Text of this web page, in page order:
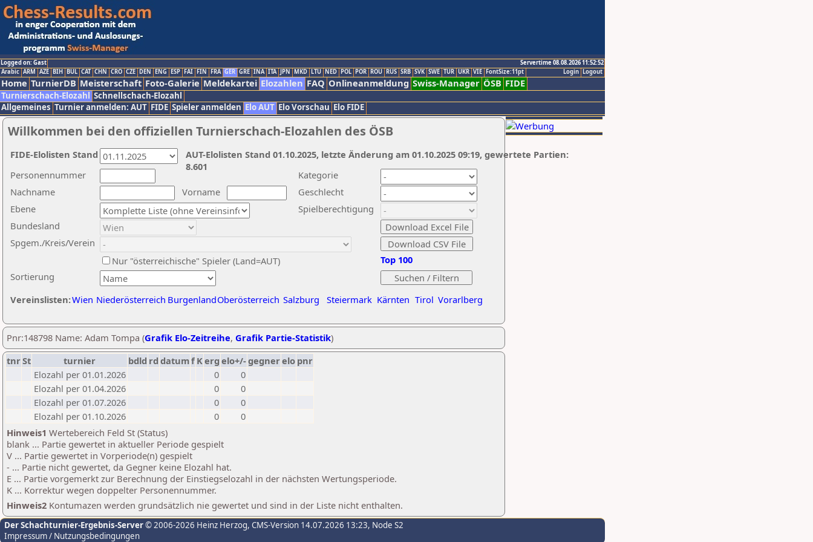
Logged on: Gast
Servertime 08.08.2026 11:52:52
Logout
Login
Arabic ARM AZE BIH BUL CAT CHN CRO CZE DEN ENG ESP FAI FIN FRA GER GRE INA ITA JPN MKD LTU NED POL POR ROU RUS SRB SVK SWE TUR UKR VIE FontSize:11pt
Home TurnierDB Meisterschaft Foto-Galerie Meldekartei Elozahlen FAQ Onlineanmeldung Swiss-Manager ÖSB FIDE
Turnierschach-Elozahl Schnellschach-Elozahl
Allgemeines Turnier anmelden: AUT FIDE Spieler anmelden Elo AUT Elo Vorschau Elo FIDE
Willkommen bei den offiziellen Turnierschach-Elozahlen des ÖSB
Nachname
Vorname
Ebene
Kategorie
Sortierung
Personennummer
Bundesland
Spgem./Kreis/Verein
Geschlecht
Nur "österreichische" Spieler (Land=AUT)
Spielberechtigung
Vereinslisten:Wien Niederösterreich BurgenlandOberösterreich Salzburg Steiermark Kärnten Tirol Vorarlberg
Top 100
AUT-Elolisten Stand 01.10.2025, letzte Änderung am 01.10.2025 09:19, gewertete Partien:
8.601
FIDE-Elolisten Stand
Pnr:148798 Name: Adam Tompa (Grafik Elo-Zeitreihe, Grafik Partie-Statistik)
tnrSt turnier bdld rd datumf Kerg elo+/-gegnerelo pnr
Elozahl per 01.01.2026
0
0
Elozahl per 01.04.2026
0
0
Elozahl per 01.07.2026
0
0
Elozahl per 01.10.2026
0
0
Hinweis1 Wertebereich Feld St (Status)
blank ... Partie gewertet in aktueller Periode gespielt
V ... Partie gewertet in Vorperiode(n) gespielt
- ... Partie nicht gewertet, da Gegner keine Elozahl hat.
E ... Partie vorgemerkt zur Berechnung der Einstiegselozahl in der nächsten Wertungsperiode.
K ... Korrektur wegen doppelter Personennummer.
Hinweis2 Kontumazen werden grundsätzlich nie gewertet und sind in der Liste nicht enthalten.
Der Schachturnier-Ergebnis-Server© 2006-2026 Heinz Herzog, CMS-Version 14.07.2026 13:23, Node S2
Impressum / Nutzungsbedingungen